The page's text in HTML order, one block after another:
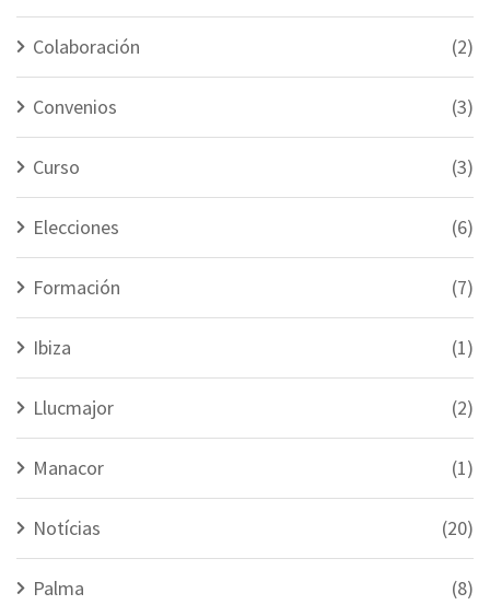
Colaboración (2)
Convenios (3)
Curso (3)
Elecciones (6)
Formación (7)
Ibiza (1)
Llucmajor (2)
Manacor (1)
Notícias (20)
Palma (8)